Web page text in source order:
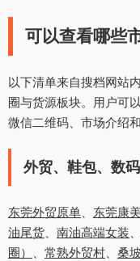
可以查看哪些
以下清单来自搜档网站
圈与货源板块。用户可
微信二维码、市场介绍
外贸、鞋包、数
东莞外贸原单、 东莞康
油尾货、 南油高端女装、
圈） 、 常熟外贸村、 桑